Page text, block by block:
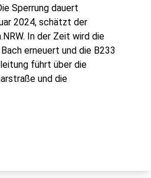
Sperrung dauert
2024, schätzt der
In der Zeit wird die
erneuert und die B233
führt über die
und die